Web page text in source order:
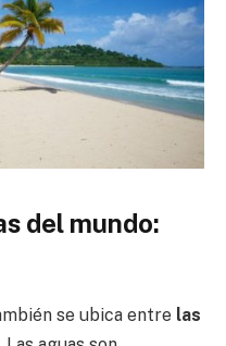
del mundo:
se ubica entre las